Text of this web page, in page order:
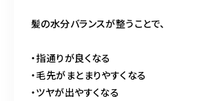
髪の水分バランスが整うことで、
・指通りが良くなる
・毛先がまとまりやすくなる
・ツヤが出やすくなる